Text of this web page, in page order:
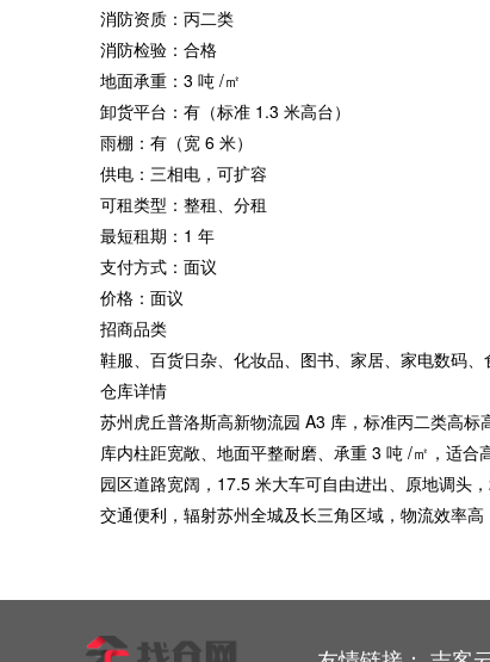
消防资质：丙二类
消防检验：合格
地面承重：3 吨 /㎡
卸货平台：有（标准 1.3 米高台）
雨棚：有（宽 6 米）
供电：三相电，可扩容
可租类型：整租、分租
最短租期：1 年
支付方式：面议
价格：面议
招商品类
鞋服、百货日杂、化妆品、图书、家居、家电数码
仓库详情
苏州虎丘普洛斯高新物流园 A3 库，标准丙二类高标
库内柱距宽敞、地面平整耐磨、承重 3 吨 /㎡，适合
园区道路宽阔，17.5 米大车可自由进出、原地调头
交通便利，辐射苏州全城及长三角区域，物流效率